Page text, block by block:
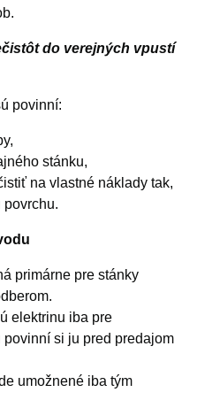
do verejných vpustí
povinní:
stánku,
na vlastné náklady tak,
primárne pre stánky
elektrinu iba pre
si ju pred predajom
umožnené iba tým